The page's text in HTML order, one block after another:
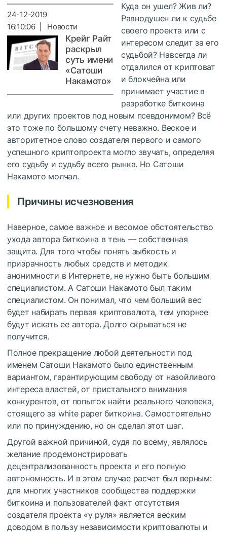
24-12-2019
16:10:06 | Новости
Крейг Райт
раскрыл
суть имени
«Сатоши
Накамото»
Куда он ушел? Жив ли?
Равнодушен ли к судьбе
своего проекта или с
интересом следит за его
судьбой? Навсегда ли
отдалился от криптоват
и блокчейна или
принимает участие в
разработке биткоина
или других проектов под новым псевдонимом? Всё
это тоже по большому счету неважно. Веское и
авторитетное слово создателя первого и самого
успешного криптопроекта могло звучать, определяя
его судьбу и судьбу всего рынка. Но Сатоши
Накамото молчал.
Причины исчезновения
Наверное, самое важное и весомое обстоятельство
ухода автора биткоина в тень — собственная
защита. Для того чтобы понять зыбкость и
призрачность любых средств и методик
анонимности в Интернете, не нужно быть большим
специалистом. А Сатоши Накамото был таким
специалистом. Он понимал, что чем больший вес
будет набирать первая криптовалюта, тем упорнее
будут искать ее автора. Долго скрываться не
получится.
Полное прекращение любой деятельности под
именем Сатоши Накамото было единственным
вариантом, гарантирующим свободу от назойливого
интереса властей, от пристального внимания
конкурентов, от попыток найти реального человека,
стоящего за white paper биткоина. Самостоятельно
или по принуждению, но он сделал этот шаг.
Другой важной причиной, судя по всему, являлось
желание продемонстрировать
децентрализованность проекта и его полную
автономность. И в этом случае расчет был верным:
для многих участников сообщества поддержки
биткоина и пользователей факт отсутствия
создателя проекта «у руля» является веским
доводом в пользу независимости криптовалюты и